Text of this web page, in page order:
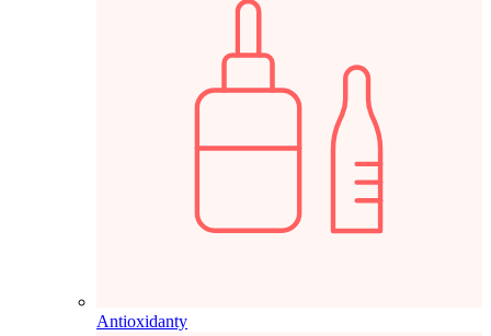
Antioxidanty